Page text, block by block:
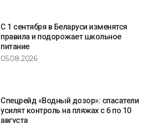
С 1 сентября в Беларуси изменятся
правила и подорожает школьное
питание
05.08.2026
Спецрейд «Водный дозор»: спасатели
усилят контроль на пляжах с 6 по 10
августа